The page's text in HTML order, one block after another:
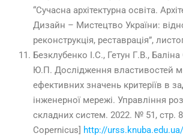
“Сучасна архітектурна освіта.
Дизайн – Мистецтво України:
реконструкція, реставрація”,
Безклубенко І.С., Гетун Г.В.,
Ю.П. Дослідження властивостей
ефективних значень критеріїв в
інженерної мережі. Управління
складних систем. 2022. № 51, стр.
Copernicus]
http://